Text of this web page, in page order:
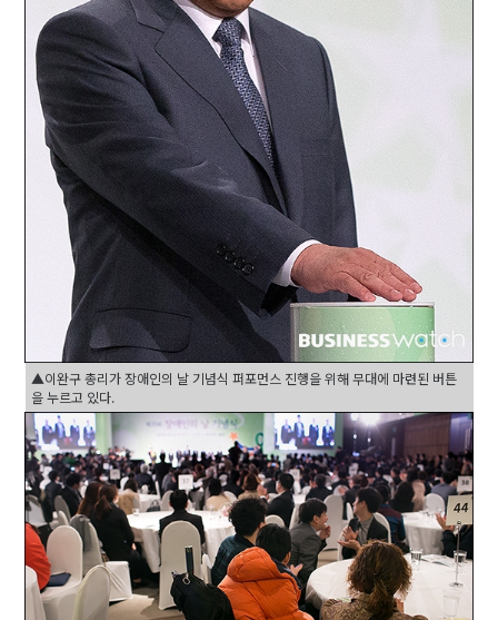
▲이완구 총리가 장애인의 날 기념식 퍼포먼스 진행을 위해 무대에 마련된 버튼
을 누르고 있다.